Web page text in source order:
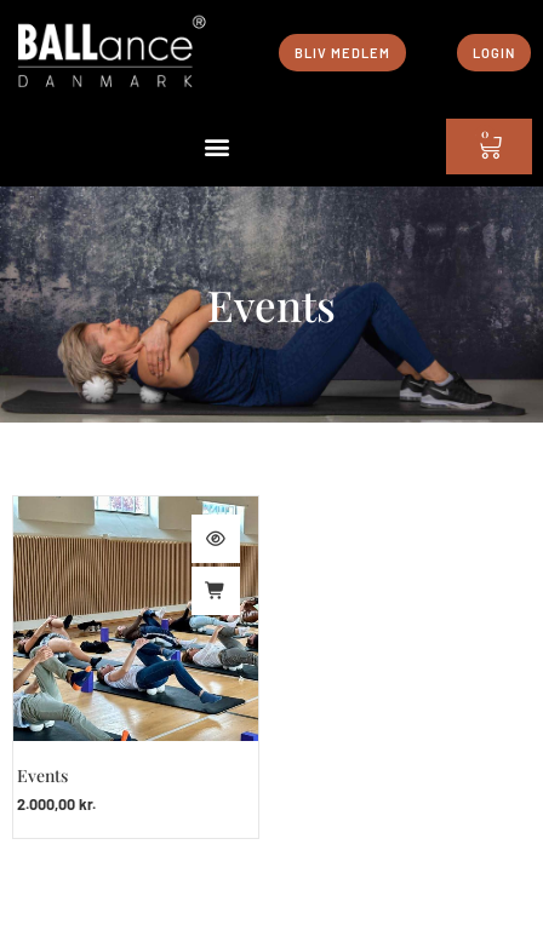
BLIV MEDLEM LOGIN
0
Events
Events
2.000,00kr.